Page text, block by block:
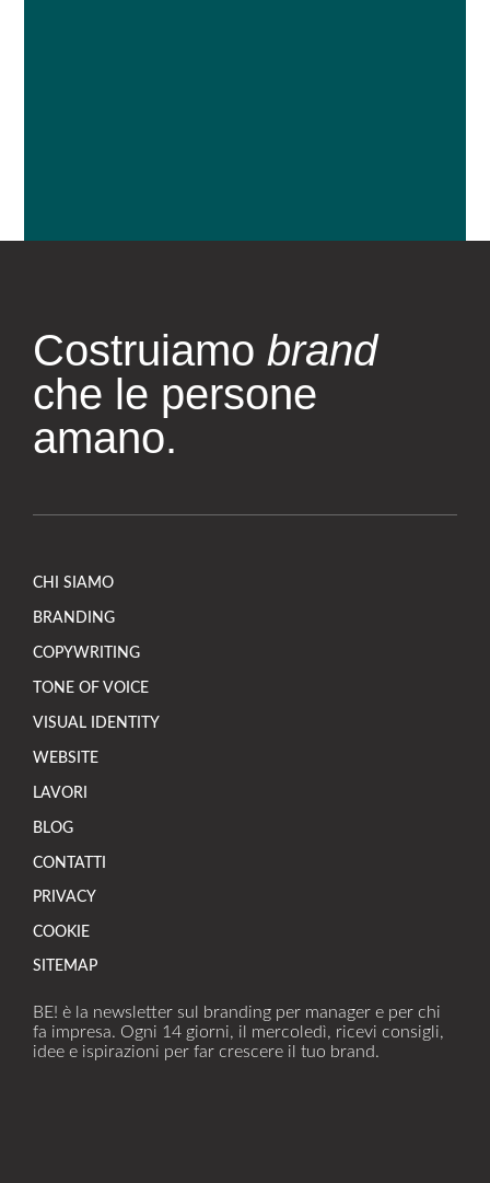
Costruiamo brand
che le persone
amano.
CHI SIAMO
BRANDING
COPYWRITING
TONE OF VOICE
VISUAL IDENTITY
WEBSITE
LAVORI
BLOG
CONTATTI
PRIVACY
COOKIE
SITEMAP
BE! è la newsletter sul branding per manager e per chi
fa impresa. Ogni 14 giorni, il mercoledì, ricevi consigli,
idee e ispirazioni per far crescere il tuo brand.